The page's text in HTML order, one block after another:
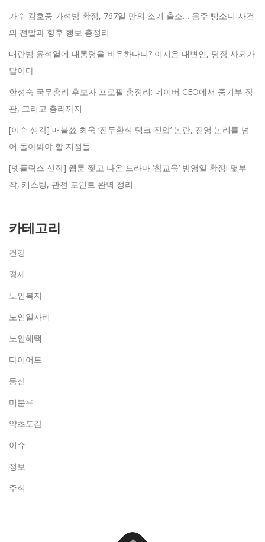
가수 김호중 가석방 확정, 767일 만의 조기 출소… 음주 뺑소니 사건
의 전말과 향후 행보 총정리
내란범 윤석열에 대통령을 비유하다니? 이지은 대변인, 당장 사퇴가
답이다
한성숙 국무총리 후보자 프로필 총정리: 네이버 CEO에서 중기부 장
관, 그리고 총리까지
[이슈 생각] 매불쑈 최욱 ‘전두환식 탱크 진압’ 논란, 진영 논리를 넘
어 돌아봐야 할 지점들
[넷플릭스 신작] 웹툰 찢고 나온 드라마 ‘참교육’ 방영일 확정! 몇부
작, 캐스팅, 관전 포인트 완벽 정리
카테고리
건강
경제
노인복지
노인일자리
노인혜택
다이어트
등산
미분류
약초도감
이슈
정보
주식